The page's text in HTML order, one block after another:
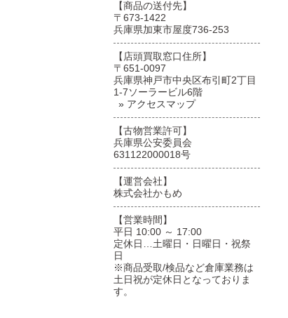
【商品の送付先】
〒673-1422
兵庫県加東市屋度736-253
【店頭買取窓口住所】
〒651-0097
兵庫県神戸市中央区布引町2丁目
1-7ソーラービル6階
» アクセスマップ
【古物営業許可】
兵庫県公安委員会
631122000018号
【運営会社】
株式会社かもめ
【営業時間】
平日 10:00 ～ 17:00
定休日…土曜日・日曜日・祝祭
日
※商品受取/検品など倉庫業務は
土日祝が定休日となっておりま
す。